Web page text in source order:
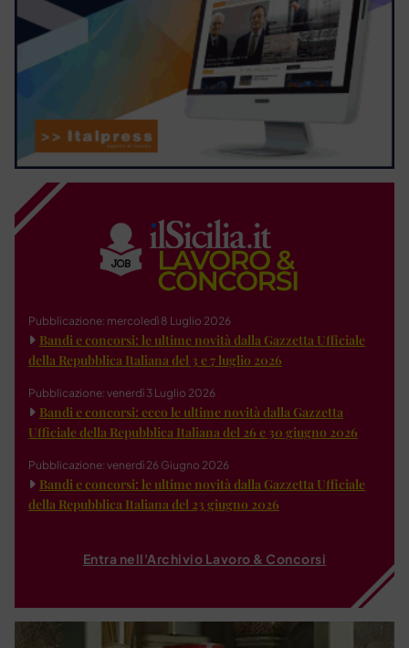
Pubblicazione: mercoledì 8 Luglio 2026
Bandi e concorsi: le ultime novità dalla Gazzetta Ufficiale
della Repubblica Italiana del 3 e 7 luglio 2026
Pubblicazione: venerdì 3 Luglio 2026
Bandi e concorsi: ecco le ultime novità dalla Gazzetta
Ufficiale della Repubblica Italiana del 26 e 30 giugno 2026
Pubblicazione: venerdì 26 Giugno 2026
Bandi e concorsi: le ultime novità dalla Gazzetta Ufficiale
della Repubblica Italiana del 23 giugno 2026
Entra nell'Archivio Lavoro & Concorsi